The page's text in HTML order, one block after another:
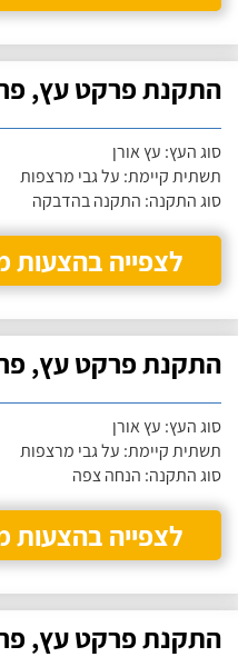
התקנת פרקט עץ,
סוג העץ: עץ אורן
תשתית קיימת: על גבי מרצפות
סוג התקנה: התקנה בהדבקה
לצפייה בהצעות
התקנת פרקט עץ,
סוג העץ: עץ אורן
תשתית קיימת: על גבי מרצפות
סוג התקנה: הנחה צפה
לצפייה בהצעות
התקנת פרקט עץ,